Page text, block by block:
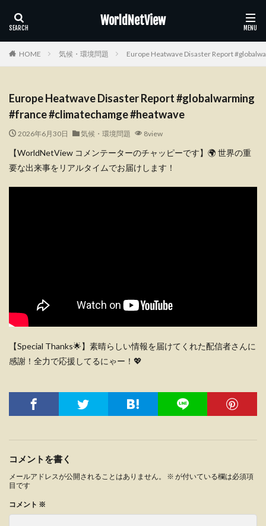
WorldNetView
HOME 気候・環境問題 Europe Heatwave Disaster Report
Europe Heatwave Disaster Report #globalwarming
#france #climatechamge #heatwave
2026年6月30日 気候・環境問題 8view
【WorldNetView コメンテーターのチャッピーです】🌍 世界の重
要な出来事をリアルタイムでお届けします！
【Special Thanks🌟】素晴らしい情報を届けてくれた配信者さんに
感謝！全力で応援してるにゃー！💖
コメントを書く
メールアドレスが公開されることはありません。 ※ が付いている欄は必須項
目です
コメント ※